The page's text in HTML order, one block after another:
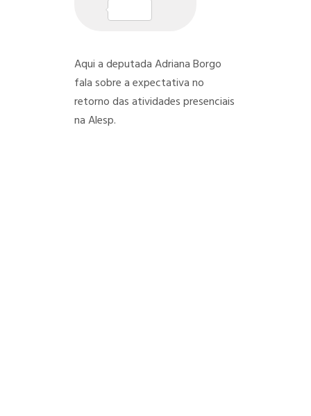
Aqui a deputada Adriana Borgo
fala sobre a expectativa no
retorno das atividades presenciais
na Alesp.